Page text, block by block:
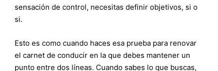
sensación de control, necesitas definir objetivos, si o
si.
Esto es como cuando haces esa prueba para renovar
el carnet de conducir en la que debes mantener un
punto entre dos líneas. Cuando sabes lo que buscas,